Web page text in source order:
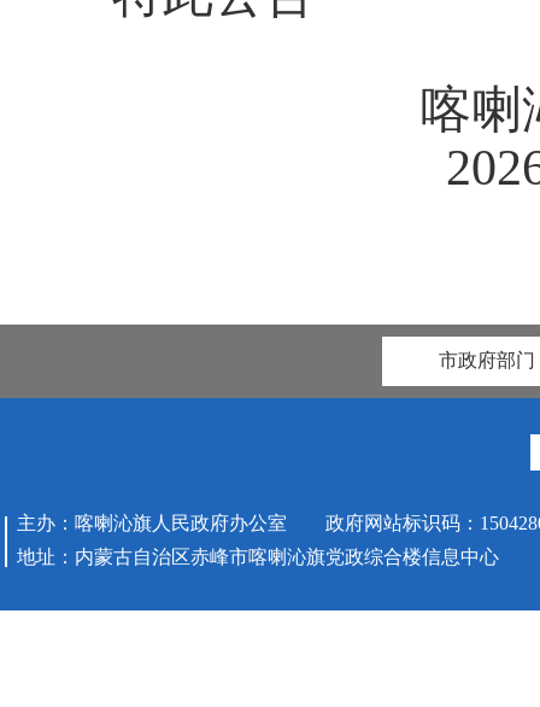
喀喇
市政府部门
主办：喀喇沁旗人民政府办公室 政府网站标识码：
地址：内蒙古自治区赤峰市喀喇沁旗党政综合楼信息中心